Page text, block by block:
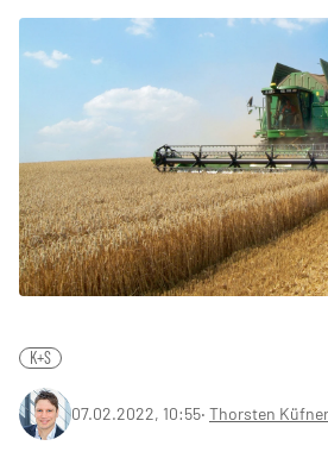
K+S
07.02.2022, 10:55‧ Thorsten Küfner